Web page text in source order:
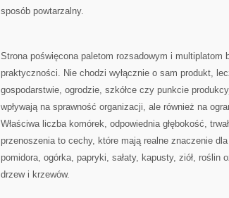
sposób powtarzalny.
Strona poświęcona paletom rozsadowym i multiplatom
praktyczności. Nie chodzi wyłącznie o sam produkt,
gospodarstwie, ogrodzie, szkółce czy punkcie
wpływają na sprawność organizacji, ale również na
Właściwa liczba komórek, odpowiednia głębokość,
przenoszenia to cechy, które mają realne znaczenie
pomidora, ogórka, papryki, sałaty, kapusty, ziół, roślin
drzew i krzewów.